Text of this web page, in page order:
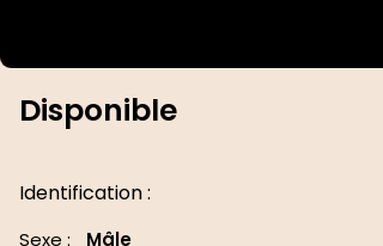
Disponible
Identification :
Sexe : Mâle